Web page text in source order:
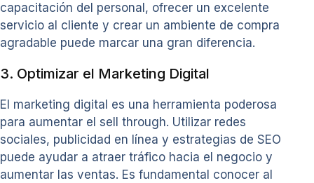
capacitación del personal, ofrecer un excelente
servicio al cliente y crear un ambiente de compra
agradable puede marcar una gran diferencia.
3. Optimizar el Marketing Digital
El marketing digital es una herramienta poderosa
para aumentar el sell through. Utilizar redes
sociales, publicidad en línea y estrategias de SEO
puede ayudar a atraer tráfico hacia el negocio y
aumentar las ventas. Es fundamental conocer al